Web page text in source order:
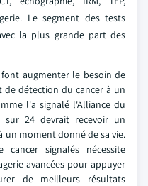
Le segment des tests
la plus grande part des
augmenter le besoin de
détection du cancer à un
l'a signalé l'Alliance du
sur 24 devrait recevoir un
un moment donné de sa vie.
signalés nécessite
avancées pour appuyer
de meilleurs résultats